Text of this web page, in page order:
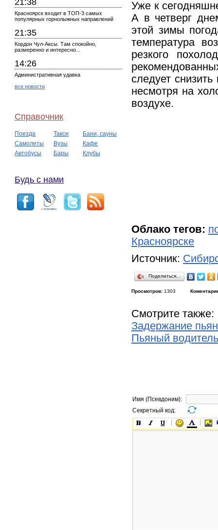
21:38
Красноярск входит в ТОП-3 самых
популярных горнолыжных направлений
21:35
Кордон Чул-Аксы. Там спокойно,
размеренно и интересно...
14:26
Административная удавка
все новости
Справочник
Поезда Такси
Бани, сауны
Самолеты
Вузы
Кафе
Автобусы
Бары Клубы
Будь с нами
Уже к
А в четверг
этой зимы
температура
резкого
следует
несмотря на
воздухе.
Облако тегов:
Красноярске
Источник:
Поделиться…
Просмотров: 1303
Смотрите также:
Задержание
Пьяный
Имя (Псевдоним):
Секретный код: